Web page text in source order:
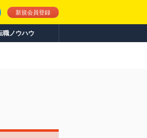
新規会員登録
職ノウハウ